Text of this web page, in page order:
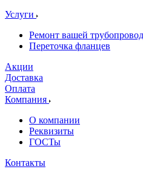
Услуги
Ремонт вашей
Переточка фланцев
Акции
Доставка
Оплата
Компания
О компании
Реквизиты
ГОСТы
Контакты